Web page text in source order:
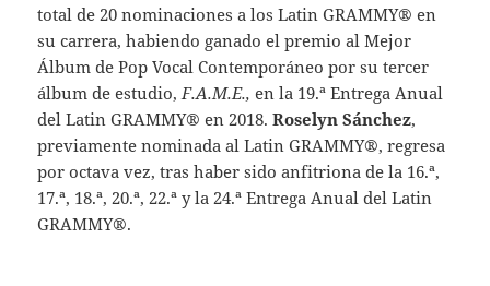
total de 20 nominaciones a los Latin GRAMMY® en
su carrera, habiendo ganado el premio al Mejor
Álbum de Pop Vocal Contemporáneo por su tercer
álbum de estudio, F.A.M.E.,en la 19.ª Entrega Anual
del Latin GRAMMY® en 2018.Roselyn Sánchez,
previamente nominada al Latin GRAMMY®, regresa
por octava vez, tras haber sido anfitriona de la 16.ª,
17.ª, 18.ª, 20.ª, 22.ª y la 24.ª Entrega Anual del Latin
GRAMMY®.